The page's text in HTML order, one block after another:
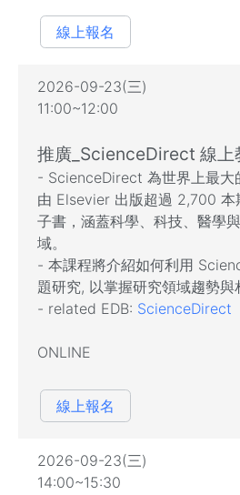
線上報名
2026-09-23(三)
11:00~12:00
推廣_ScienceDirect 線上
- ScienceDirect 為世界上最大
由 Elsevier 出版超過 2,700
子書，涵蓋科學、科技、醫學
域。
- 本課程將介紹如何利用
題研究, 以掌握研究領域趨勢與
- related EDB: ScienceDirect
ONLINE
線上報名
2026-09-23(三)
14:00~15:30